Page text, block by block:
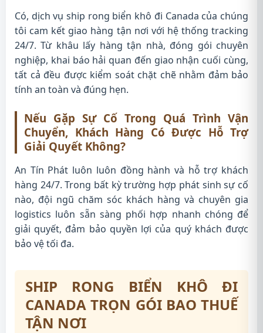
Có, dịch vụ ship rong biển khô đi Canada của chúng
tôi cam kết giao hàng tận nơi với hệ thống tracking
24/7. Từ khâu lấy hàng tận nhà, đóng gói chuyên
nghiệp, khai báo hải quan đến giao nhận cuối cùng,
tất cả đều được kiểm soát chặt chẽ nhằm đảm bảo
tính an toàn và đúng hẹn.
Nếu Gặp Sự Cố Trong Quá Trình Vận
Chuyển, Khách Hàng Có Được Hỗ Trợ
Giải Quyết Không?
An Tín Phát luôn luôn đồng hành và hỗ trợ khách
hàng 24/7. Trong bất kỳ trường hợp phát sinh sự cố
nào, đội ngũ chăm sóc khách hàng và chuyên gia
logistics luôn sẵn sàng phối hợp nhanh chóng để
giải quyết, đảm bảo quyền lợi của quý khách được
bảo vệ tối đa.
SHIP RONG BIỂN KHÔ ĐI
CANADA TRỌN GÓI BAO THUẾ
TẬN NƠI